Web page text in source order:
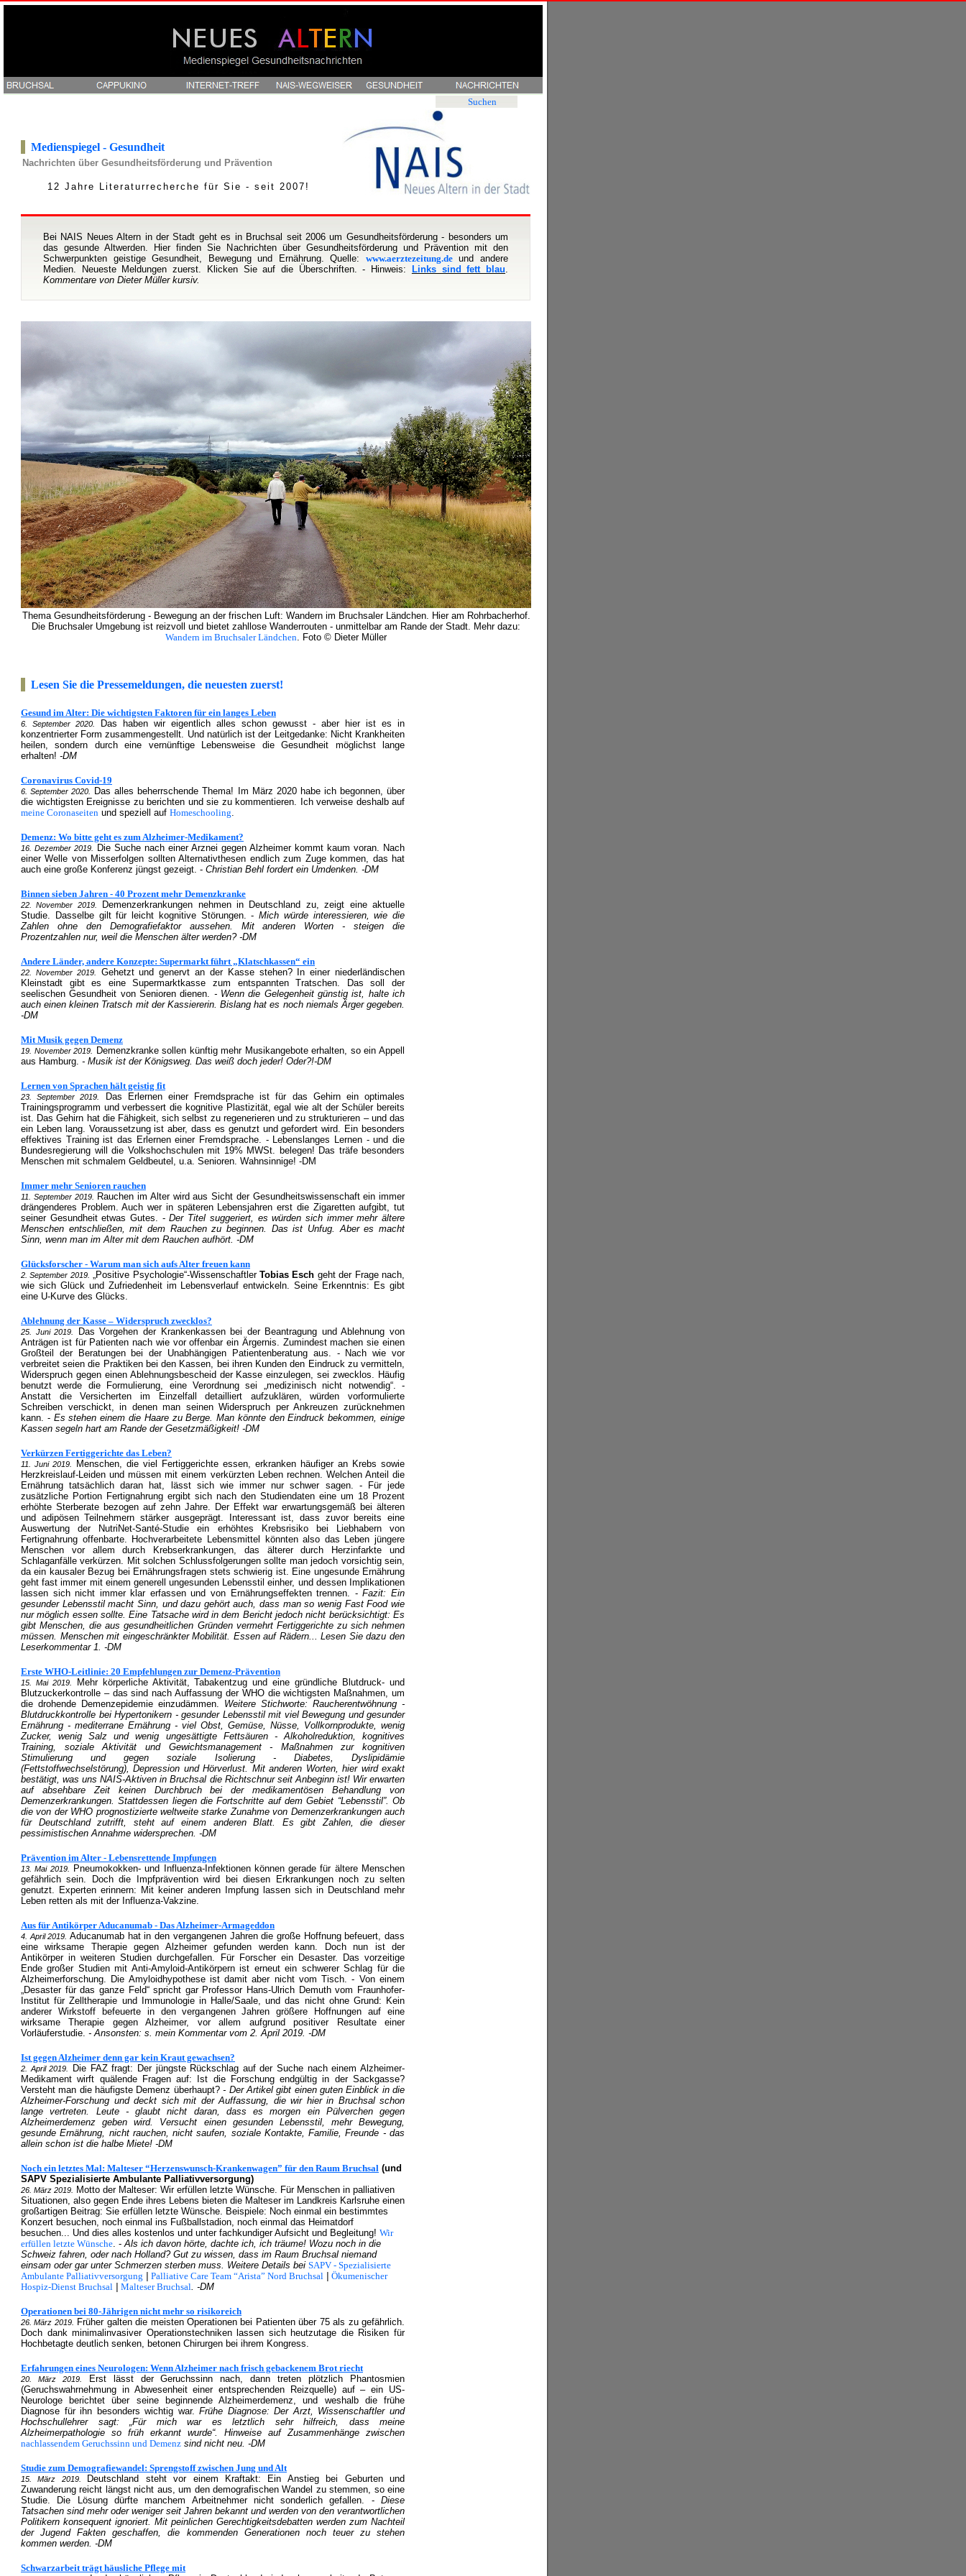
Medienspiegel - Gesundheit
Nachrichten über Gesundheitsförderung und Prävention
12 Jahre Literaturrecherche für Sie - seit 2007!
Suchen
Bei NAIS Neues Altern in der Stadt geht es in Bruchsal seit 2006 um Gesundheitsförderung - besonders um
das gesunde Altwerden. Hier finden Sie Nachrichten über Gesundheitsförderung und Prävention mit den
Schwerpunkten geistige Gesundheit, Bewegung und Ernährung. Quelle: www.aerztezeitung.deund andere
Medien. Neueste Meldungen zuerst. Klicken Sie auf die Überschriften. - Hinweis:
Links sind fett blau.
Kommentare von Dieter Müller kursiv.
Thema Gesundheitsförderung - Bewegung an der frischen Luft: Wandern im Bruchsaler Ländchen. Hier am Rohrbacherhof.
Die Bruchsaler Umgebung ist reizvoll und bietet zahllose Wanderrouten - unmittelbar am Rande der Stadt. Mehr dazu:
Wandern im Bruchsaler Ländchen. Foto © Dieter Müller
Lesen Sie die Pressemeldungen, die neuesten zuerst!
Gesund im Alter: Die wichtigsten Faktoren für ein langes Leben
6. September 2020.
Das haben wir eigentlich alles schon gewusst - aber hier ist es in
konzentrierter Form zusammengestellt. Und natürlich ist der Leitgedanke: Nicht Krankheiten
heilen, sondern durch eine vernünftige Lebensweise die Gesundheit möglichst lange
erhalten! -DM
Coronavirus Covid-19
6. September 2020.
Das alles beherrschende Thema! Im März 2020 habe ich begonnen, über
die wichtigsten Ereignisse zu berichten und sie zu kommentieren. Ich verweise deshalb auf
meine Coronaseiten und speziell auf Homeschooling.
Demenz: Wo bitte geht es zum Alzheimer-Medikament?
16. Dezember 2019.
Die Suche nach einer Arznei gegen Alzheimer kommt kaum voran. Nach
einer Welle von Misserfolgen sollten Alternativthesen endlich zum Zuge kommen, das hat
auch eine große Konferenz jüngst gezeigt. - Christian Behl fordert ein Umdenken. -DM
Binnen sieben Jahren - 40 Prozent mehr Demenzkranke
22. November 2019.
Demenzerkrankungen nehmen in Deutschland zu, zeigt eine aktuelle
Studie. Dasselbe gilt für leicht kognitive Störungen. - Mich würde interessieren, wie die
Zahlen ohne den Demografiefaktor aussehen. Mit anderen Worten - steigen die
Prozentzahlen nur, weil die Menschen älter werden? -DM
Andere Länder, andere Konzepte: Supermarkt führt „Klatschkassen“ ein
22. November 2019.
Gehetzt und genervt an der Kasse stehen? In einer niederländischen
Kleinstadt gibt es eine Supermarktkasse zum entspannten Tratschen. Das soll der
seelischen Gesundheit von Senioren dienen. - Wenn die Gelegenheit günstig ist, halte ich
auch einen kleinen Tratsch mit der Kassiererin. Bislang hat es noch niemals Ärger gegeben.
-DM
Mit Musik gegen Demenz
19. November 2019.
Demenzkranke sollen künftig mehr Musikangebote erhalten, so ein Appell
aus Hamburg. - Musik ist der Königsweg. Das weiß doch jeder! Oder?!-DM
Lernen von Sprachen hält geistig fit
23. September 2019.
Das Erlernen einer Fremdsprache ist für das Gehirn ein optimales
Trainingsprogramm und verbessert die kognitive Plastizität, egal wie alt der Schüler bereits
ist. Das Gehirn hat die Fähigkeit, sich selbst zu regenerieren und zu strukturieren – und das
ein Leben lang. Voraussetzung ist aber, dass es genutzt und gefordert wird. Ein besonders
effektives Training ist das Erlernen einer Fremdsprache. - Lebenslanges Lernen - und die
Bundesregierung will die Volkshochschulen mit 19% MWSt. belegen! Das träfe besonders
Menschen mit schmalem Geldbeutel, u.a. Senioren. Wahnsinnige! -DM
Immer mehr Senioren rauchen
11. September 2019.
Rauchen im Alter wird aus Sicht der Gesundheitswissenschaft ein immer
drängenderes Problem. Auch wer in späteren Lebensjahren erst die Zigaretten aufgibt, tut
seiner Gesundheit etwas Gutes. -Der Titel suggeriert, es würden sich immer mehr ältere
Menschen entschließen, mit dem Rauchen zu beginnen. Das ist Unfug. Aber es macht
Sinn, wenn man im Alter mit dem Rauchen aufhört. -DM
Glücksforscher - Warum man sich aufs Alter freuen kann
2. September 2019. „Positive Psychologie“-WissenschaftlerTobias Esch geht der Frage nach,
wie sich Glück und Zufriedenheit im Lebensverlauf entwickeln. Seine Erkenntnis: Es gibt
eine U-Kurve des Glücks.
Ablehnung der Kasse – Widerspruch zwecklos?
25. Juni 2019.
Das Vorgehen der Krankenkassen bei der Beantragung und Ablehnung von
Anträgen ist für Patienten nach wie vor offenbar ein Ärgernis. Zumindest machen sie einen
Großteil der Beratungen bei der Unabhängigen Patientenberatung aus. - Nach wie vor
verbreitet seien die Praktiken bei den Kassen, bei ihren Kunden den Eindruck zu vermitteln,
Widerspruch gegen einen Ablehnungsbescheid der Kasse einzulegen, sei zwecklos. Häufig
benutzt werde die Formulierung, eine Verordnung sei „medizinisch nicht notwendig“. -
Anstatt die Versicherten im Einzelfall detailliert aufzuklären, würden vorformulierte
Schreiben verschickt, in denen man seinen Widerspruch per Ankreuzen zurücknehmen
kann. -Es stehen einem die Haare zu Berge. Man könnte den Eindruck bekommen, einige
Kassen segeln hart am Rande der Gesetzmäßigkeit! -DM
Verkürzen Fertiggerichte das Leben?
11. Juni 2019.
Menschen, die viel Fertiggerichte essen, erkranken häufiger an Krebs sowie
Herzkreislauf-Leiden und müssen mit einem verkürzten Leben rechnen. Welchen Anteil die
Ernährung tatsächlich daran hat, lässt sich wie immer nur schwer sagen. - Für jede
zusätzliche Portion Fertignahrung ergibt sich nach den Studiendaten eine um 18 Prozent
erhöhte Sterberate bezogen auf zehn Jahre. Der Effekt war erwartungsgemäß bei älteren
und adipösen Teilnehmern stärker ausgeprägt. Interessant ist, dass zuvor bereits eine
Auswertung der NutriNet-Santé-Studie ein erhöhtes Krebsrisiko bei Liebhabern von
Fertignahrung offenbarte. Hochverarbeitete Lebensmittel könnten also das Leben jüngere
Menschen vor allem durch Krebserkrankungen, das älterer durch Herzinfarkte und
Schlaganfälle verkürzen. Mit solchen Schlussfolgerungen sollte man jedoch vorsichtig sein,
da ein kausaler Bezug bei Ernährungsfragen stets schwierig ist. Eine ungesunde Ernährung
geht fast immer mit einem generell ungesunden Lebensstil einher, und dessen Implikationen
lassen sich nicht immer klar erfassen und von Ernährungseffekten trennen. -Fazit: Ein
gesunder Lebensstil macht Sinn, und dazu gehört auch, dass man so wenig Fast Food wie
nur möglich essen sollte. Eine Tatsache wird in dem Bericht jedoch nicht berücksichtigt: Es
gibt Menschen, die aus gesundheitlichen Gründen vermehrt Fertiggerichte zu sich nehmen
müssen. Menschen mit eingeschränkter Mobilität. Essen auf Rädern... Lesen Sie dazu den
Leserkommentar 1. -DM
Erste WHO-Leitlinie: 20 Empfehlungen zur Demenz-Prävention
15. Mai 2019.
Mehr körperliche Aktivität, Tabakentzug und eine gründliche Blutdruck- und
Blutzuckerkontrolle – das sind nach Auffassung der WHO die wichtigsten Maßnahmen, um
die drohende Demenzepidemie einzudämmen. Weitere Stichworte: Raucherentwöhnung -
Blutdruckkontrolle bei Hypertonikern - gesunder Lebensstil mit viel Bewegung und gesunder
Ernährung - mediterrane Ernährung - viel Obst, Gemüse, Nüsse, Vollkornprodukte, wenig
Zucker, wenig Salz und wenig ungesättigte Fettsäuren - Alkoholreduktion, kognitives
Training, soziale Aktivität und Gewichtsmanagement - Maßnahmen zur kognitiven
Stimulierung und gegen soziale Isolierung - Diabetes, Dyslipidämie
(Fettstoffwechselstörung), Depression und Hörverlust. Mit anderen Worten, hier wird exakt
bestätigt, was uns NAIS-Aktiven in Bruchsal die Richtschnur seit Anbeginn ist! Wir erwarten
auf absehbare Zeit keinen Durchbruch bei der medikamentösen Behandlung von
Demenzerkrankungen. Stattdessen liegen die Fortschritte auf dem Gebiet “Lebensstil”. Ob
die von der WHO prognostizierte weltweite starke Zunahme von Demenzerkrankungen auch
für Deutschland zutrifft, steht auf einem anderen Blatt. Es gibt Zahlen, die dieser
pessimistischen Annahme widersprechen. -DM
Prävention im Alter - Lebensrettende Impfungen
13. Mai 2019.
Pneumokokken- und Influenza-Infektionen können gerade für ältere Menschen
gefährlich sein. Doch die Impfprävention wird bei diesen Erkrankungen noch zu selten
genutzt. Experten erinnern: Mit keiner anderen Impfung lassen sich in Deutschland mehr
Leben retten als mit der Influenza-Vakzine.
Aus für Antikörper Aducanumab - Das Alzheimer-Armageddon
4. April 2019. Aducanumab hat in den vergangenen Jahren die große Hoffnung befeuert, dass
eine wirksame Therapie gegen Alzheimer gefunden werden kann. Doch nun ist der
Antikörper in weiteren Studien durchgefallen. Für Forscher ein Desaster. Das vorzeitige
Ende großer Studien mit Anti-Amyloid-Antikörpern ist erneut ein schwerer Schlag für die
Alzheimerforschung. Die Amyloidhypothese ist damit aber nicht vom Tisch. - Von einem
„Desaster für das ganze Feld“ spricht gar Professor Hans-Ulrich Demuth vom Fraunhofer-
Institut für Zelltherapie und Immunologie in Halle/Saale, und das nicht ohne Grund: Kein
anderer Wirkstoff befeuerte in den vergangenen Jahren größere Hoffnungen auf eine
wirksame Therapie gegen Alzheimer, vor allem aufgrund positiver Resultate einer
Vorläuferstudie. - Ansonsten: s. mein Kommentar vom 2. April 2019. -DM
Ist gegen Alzheimer denn gar kein Kraut gewachsen?
2. April 2019.
Die FAZ fragt: Der jüngste Rückschlag auf der Suche nach einem Alzheimer-
Medikament wirft quälende Fragen auf: Ist die Forschung endgültig in der Sackgasse?
Versteht man die häufigste Demenz überhaupt?- Der Artikel gibt einen guten Einblick in die
Alzheimer-Forschung und deckt sich mit der Auffassung, die wir hier in Bruchsal schon
lange vertreten. Leute - glaubt nicht daran, dass es morgen ein Pülverchen gegen
Alzheimerdemenz geben wird. Versucht einen gesunden Lebensstil, mehr Bewegung,
gesunde Ernährung, nicht rauchen, nicht saufen, soziale Kontakte, Familie, Freunde - das
allein schon ist die halbe Miete! -DM
Noch ein letztes Mal: Malteser “Herzenswunsch-Krankenwagen” für den Raum Bruchsal (und
SAPV Spezialisierte Ambulante Palliativversorgung)
26. März 2019.
Motto der Malteser: Wir erfüllen letzte Wünsche. Für Menschen in palliativen
Situationen, also gegen Ende ihres Lebens bieten die Malteser im Landkreis Karlsruhe einen
großartigen Beitrag: Sie erfüllen letzte Wünsche. Beispiele: Noch einmal ein bestimmtes
Konzert besuchen, noch einmal ins Fußballstadion, noch einmal das Heimatdorf
besuchen... Und dies alles kostenlos und unter fachkundiger Aufsicht und Begleitung! Wir
erfüllen letzte Wünsche. -Als ich davon hörte, dachte ich, ich träume! Wozu noch in die
Schweiz fahren, oder nach Holland? Gut zu wissen, dass im Raum Bruchsal niemand
einsam oder gar unter Schmerzen sterben muss. Weitere Details bei SAPV - Spezialisierte
Ambulante Palliativversorgung
Palliative Care Team “Arista” Nord Bruchsal
Ökumenischer
Hospiz-Dienst Bruchsal
Malteser Bruchsal. -DM
Operationen bei 80-Jährigen nicht mehr so risikoreich
26. März 2019.
Früher galten die meisten Operationen bei Patienten über 75 als zu gefährlich.
Doch dank minimalinvasiver Operationstechniken lassen sich heutzutage die Risiken für
Hochbetagte deutlich senken, betonen Chirurgen bei ihrem Kongress.
Erfahrungen eines Neurologen: Wenn Alzheimer nach frisch gebackenem Brot riecht
20. März 2019.
Erst lässt der Geruchssinn nach, dann treten plötzlich Phantosmien
(Geruchswahrnehmung in Abwesenheit einer entsprechenden Reizquelle) auf – ein US-
Neurologe berichtet über seine beginnende Alzheimerdemenz, und weshalb die frühe
Diagnose für ihn besonders wichtig war.Frühe Diagnose: Der Arzt, Wissenschaftler und
Hochschullehrer sagt: „Für mich war es letztlich sehr hilfreich, dass meine
Alzheimerpathologie so früh erkannt wurde“. Hinweise auf Zusammenhänge zwischen
nachlassendem Geruchssinn und Demenz sind nicht neu. -DM
Studie zum Demografiewandel: Sprengstoff zwischen Jung und Alt
15. März 2019.
Deutschland steht vor einem Kraftakt: Ein Anstieg bei Geburten und
Zuwanderung reicht längst nicht aus, um den demografischen Wandel zu stemmen, so eine
Studie. Die Lösung dürfte manchem Arbeitnehmer nicht sonderlich gefallen. - Diese
Tatsachen sind mehr oder weniger seit Jahren bekannt und werden von den verantwortlichen
Politikern konsequent ignoriert. Mit peinlichen Gerechtigkeitsdebatten werden zum Nachteil
der Jugend Fakten geschaffen, die kommenden Generationen noch teuer zu stehen
kommen werden. -DM
Schwarzarbeit trägt häusliche Pflege mit